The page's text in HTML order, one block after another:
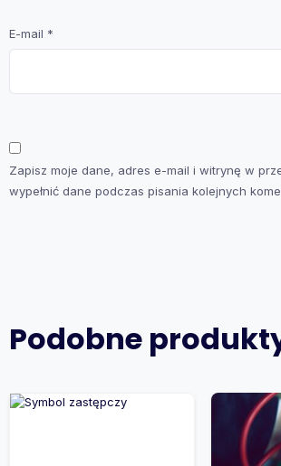
E-mail *
Zapisz moje dane, adres e-mail i witrynę w
wypełnić dane podczas pisania kolejnych
Podobne